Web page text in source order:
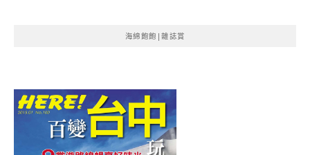
海綿飽飽|雜誌賞